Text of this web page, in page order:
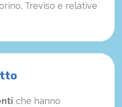
Treviso e relative
che hanno